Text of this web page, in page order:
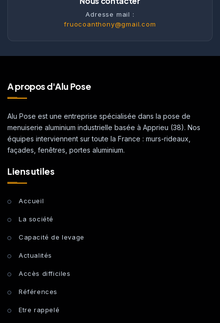
Adresse mail :
fruocoanthony@gmail.com
A propos d'Alu Pose
Alu Pose est une entreprise spécialisée dans la pose de
menuiserie aluminium industrielle basée à Apprieu (38). Nos
équipes interviennent sur toute la France : murs-rideaux,
façades, fenêtres, portes aluminium.
Liens utiles
Accueil
La société
Capacité de levage
Actualités
Accès difficiles
Références
Etre rappelé